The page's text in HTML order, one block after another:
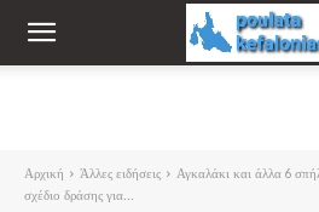
Αρχική Άλλες ειδήσεις
Αγκαλάκι και άλλα 6
σχέδιο δράσης για...